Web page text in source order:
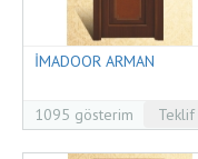
İMADOOR ARMAN
1095 gösterim